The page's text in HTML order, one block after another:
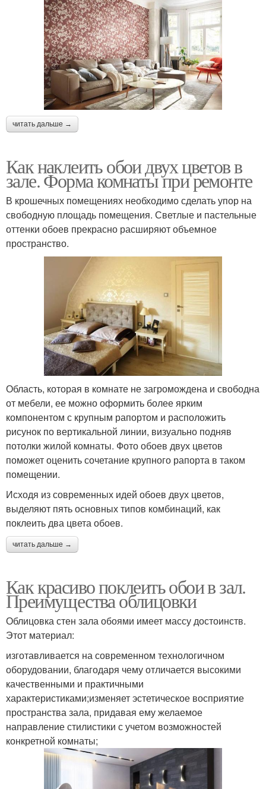
читать дальше →
Как наклеить обои двух цветов в
зале. Форма комнаты при ремонте
В крошечных помещениях необходимо сделать упор на
свободную площадь помещения. Светлые и пастельные
оттенки обоев прекрасно расширяют объемное
пространство.
Область, которая в комнате не загромождена и свободна
от мебели, ее можно оформить более ярким
компонентом с крупным рапортом и расположить
рисунок по вертикальной линии, визуально подняв
потолки жилой комнаты. Фото обоев двух цветов
поможет оценить сочетание крупного рапорта в таком
помещении.
Исходя из современных идей обоев двух цветов,
выделяют пять основных типов комбинаций, как
поклеить два цвета обоев.
читать дальше →
Как красиво поклеить обои в зал.
Преимущества облицовки
Облицовка стен зала обоями имеет массу достоинств.
Этот материал:
изготавливается на современном технологичном
оборудовании, благодаря чему отличается высокими
качественными и практичными
характеристиками;изменяет эстетическое восприятие
пространства зала, придавая ему желаемое
направление стилистики с учетом возможностей
конкретной комнаты;